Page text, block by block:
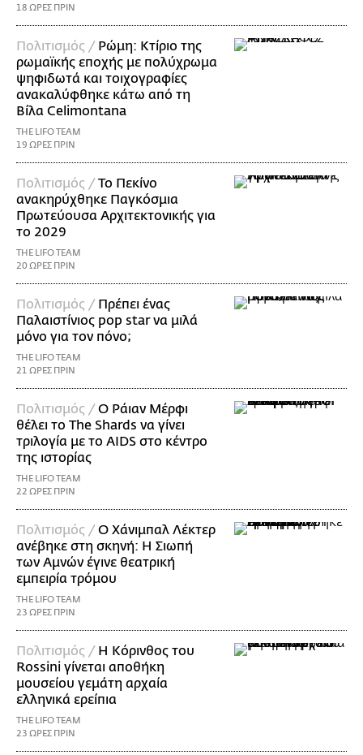
18 ΩΡΕΣ ΠΡΙΝ
Πολιτισμός / Ρώμη: Κτίριο της
ρωμαϊκής εποχής με πολύχρωμα
ψηφιδωτά και τοιχογραφίες
ανακαλύφθηκε κάτω από τη
Βίλα Celimontana
THE LIFO TEAM
19 ΩΡΕΣ ΠΡΙΝ
Πολιτισμός /Το Πεκίνο
ανακηρύχθηκε Παγκόσμια
Πρωτεύουσα Αρχιτεκτονικής για
το 2029
THE LIFO TEAM
20 ΩΡΕΣ ΠΡΙΝ
Πολιτισμός / Πρέπει ένας
Παλαιστίνιος pop star να μιλά
μόνο για τον πόνο;
THE LIFO TEAM
21 ΩΡΕΣ ΠΡΙΝ
Πολιτισμός /Ο Ράιαν Μέρφι
θέλει το The Shards να γίνει
τριλογία με το AIDS στο κέντρο
της ιστορίας
THE LIFO TEAM
22 ΩΡΕΣ ΠΡΙΝ
Πολιτισμός /Ο Χάνιμπαλ Λέκτερ
ανέβηκε στη σκηνή: Η Σιωπή
των Αμνών έγινε θεατρική
εμπειρία τρόμου
THE LIFO TEAM
23 ΩΡΕΣ ΠΡΙΝ
Πολιτισμός / Η Κόρινθος του
Rossini γίνεται αποθήκη
μουσείου γεμάτη αρχαία
ελληνικά ερείπια
THE LIFO TEAM
23 ΩΡΕΣ ΠΡΙΝ